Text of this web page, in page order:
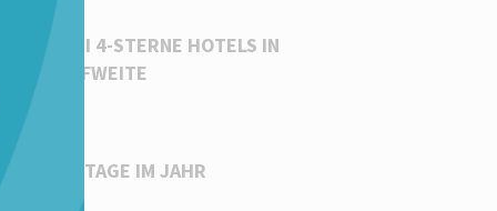
ZWEI 4-STERNE HOTELS IN
LAUFWEITE
365 TAGE IM JAHR